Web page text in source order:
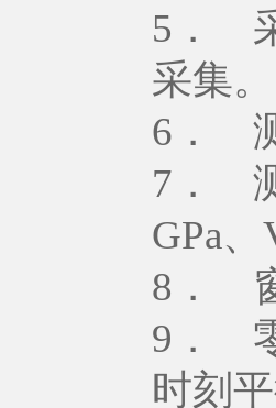
5．
采集。
6．
7．
GPa
8．
9．
时刻